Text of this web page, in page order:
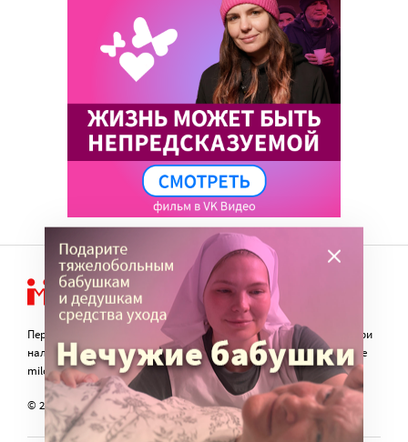
Перепечатка материалов сайта в интернете возможна только при
наличии активной гиперссылки на оригинал материала на сайте
miloserdie.ru
© 2024 – 2026. Милосердие.ru